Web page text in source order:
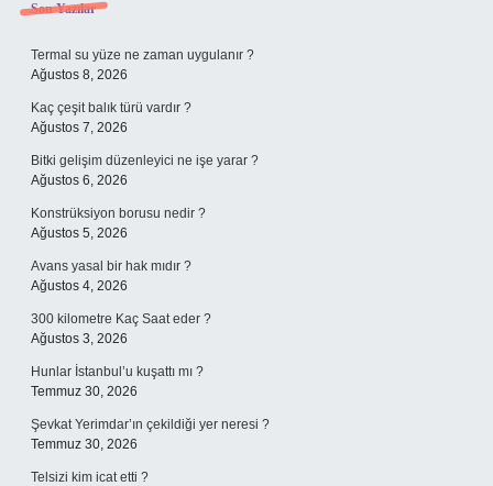
Sidebar
Son Yazılar
Termal su yüze ne zaman uygulanır ?
Ağustos 8, 2026
Kaç çeşit balık türü vardır ?
Ağustos 7, 2026
Bitki gelişim düzenleyici ne işe yarar ?
Ağustos 6, 2026
Konstrüksiyon borusu nedir ?
Ağustos 5, 2026
Avans yasal bir hak mıdır ?
Ağustos 4, 2026
300 kilometre Kaç Saat eder ?
Ağustos 3, 2026
Hunlar İstanbul’u kuşattı mı ?
Temmuz 30, 2026
Şevkat Yerimdar’ın çekildiği yer neresi ?
Temmuz 30, 2026
Telsizi kim icat etti ?